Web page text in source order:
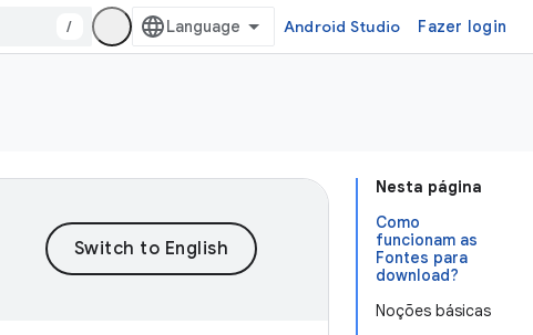
/ Android Studio Fazer login
Nesta página
Como
funcionam as
Fontes para
download?
Noções básicas